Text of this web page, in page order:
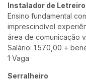
Instalador de
Ensino fundamental
imprescindível
área de comunicação
Salário: 1.570,00 +
1 Vaga
Serralheiro